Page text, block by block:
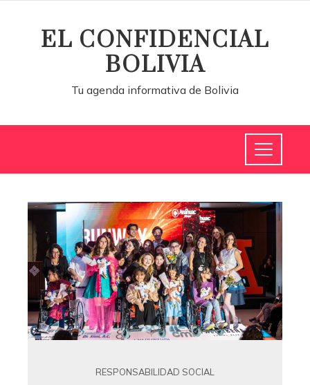
EL CONFIDENCIAL
BOLIVIA
Tu agenda informativa de Bolivia
RESPONSABILIDAD SOCIAL